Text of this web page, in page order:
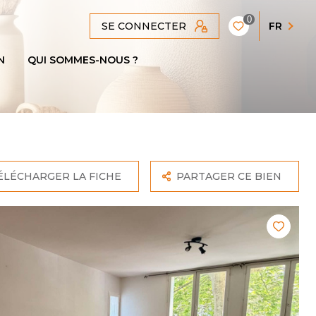
SE CONNECTER
0
FR
QUI SOMMES-NOUS ?
LA FICHE PARTAGER CE BIEN